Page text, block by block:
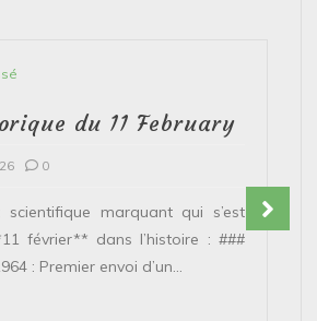
du 11 February
0
marquant qui s’est
février** dans l’histoire : ###
: Premier envoi d’un...